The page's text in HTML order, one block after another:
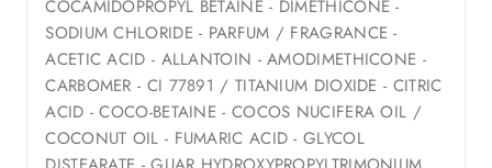
COCAMIDOPROPYL BETAINE - DIMETHICONE -
SODIUM CHLORIDE - PARFUM / FRAGRANCE -
ACETIC ACID - ALLANTOIN - AMODIMETHICONE -
CARBOMER - CI 77891 / TITANIUM DIOXIDE - CITRIC
ACID - COCO-BETAINE - COCOS NUCIFERA OIL /
COCONUT OIL - FUMARIC ACID - GLYCOL